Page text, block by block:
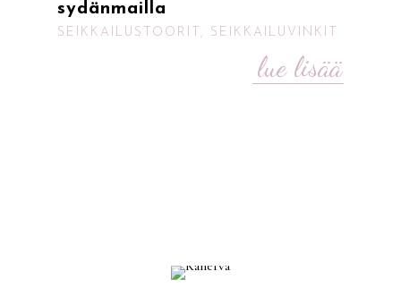
sydänmailla
SEIKKAILUSTOORIT , SEIKKAILUVINKIT
lue lisää